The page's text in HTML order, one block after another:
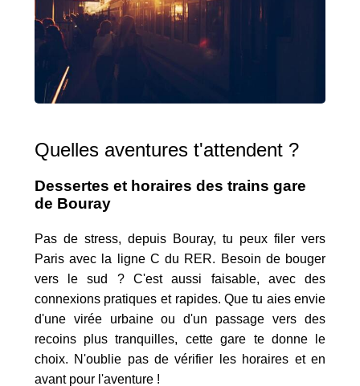
Quelles aventures t'attendent ?
Dessertes et horaires des trains gare
de Bouray
Pas de stress, depuis Bouray, tu peux filer vers
Paris avec la ligne C du RER. Besoin de bouger
vers le sud ? C'est aussi faisable, avec des
connexions pratiques et rapides. Que tu aies envie
d'une virée urbaine ou d'un passage vers des
recoins plus tranquilles, cette gare te donne le
choix. N'oublie pas de vérifier les horaires et en
avant pour l'aventure !